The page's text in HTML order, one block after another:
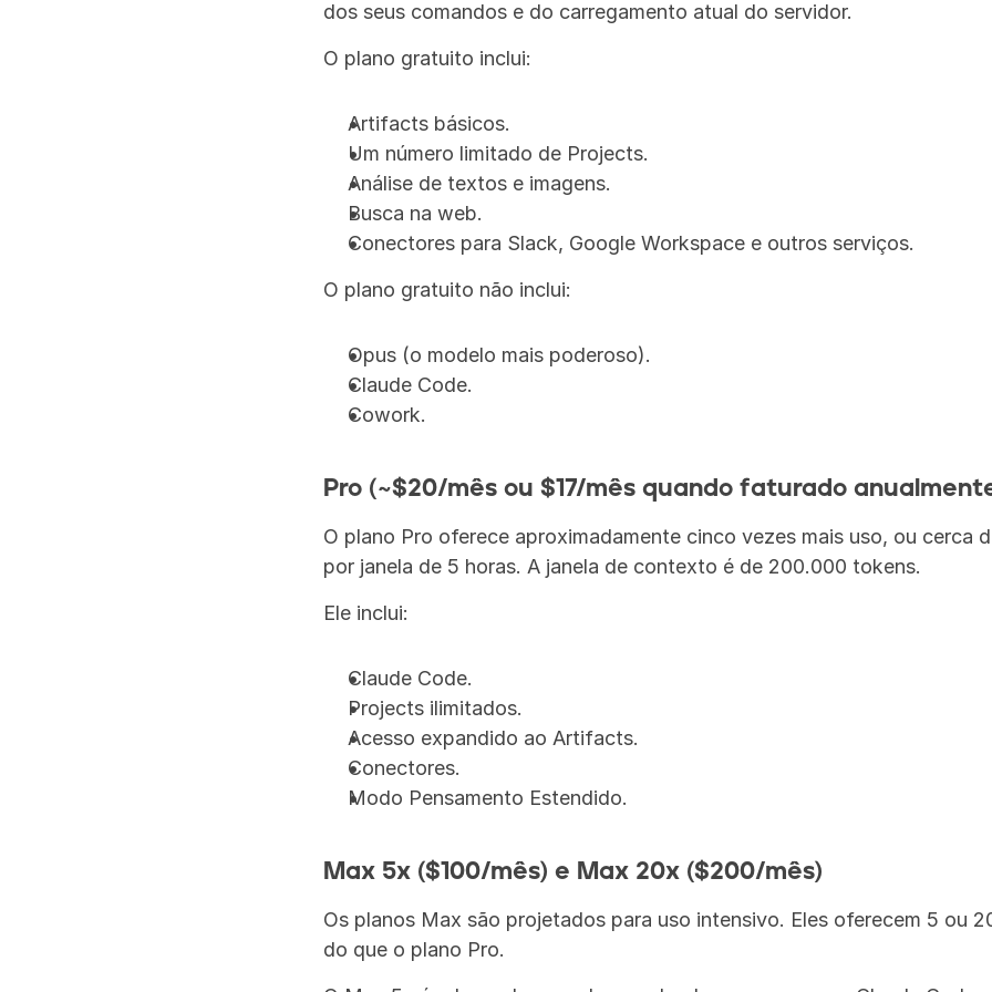
dos seus comandos e do carregamento atual do servidor.
O plano gratuito inclui:
Artifacts básicos.
Um número limitado de Projects.
Análise de textos e imagens.
Busca na web.
Conectores para Slack, Google Workspace e outros serviços.
O plano gratuito não inclui:
Opus (o modelo mais poderoso).
Claude Code.
Cowork.
Pro (~$20/mês ou $17/mês quando faturado
O plano Pro oferece aproximadamente cinco vezes mais uso, ou cerca
por janela de 5 horas. A janela de contexto é de 200.000 tokens.
Ele inclui:
Claude Code.
Projects ilimitados.
Acesso expandido ao Artifacts.
Conectores.
Modo Pensamento Estendido.
Max 5x ($100/mês) e Max 20x ($200/mês)
Os planos Max são projetados para uso intensivo. Eles oferecem 5 ou
do que o plano Pro.